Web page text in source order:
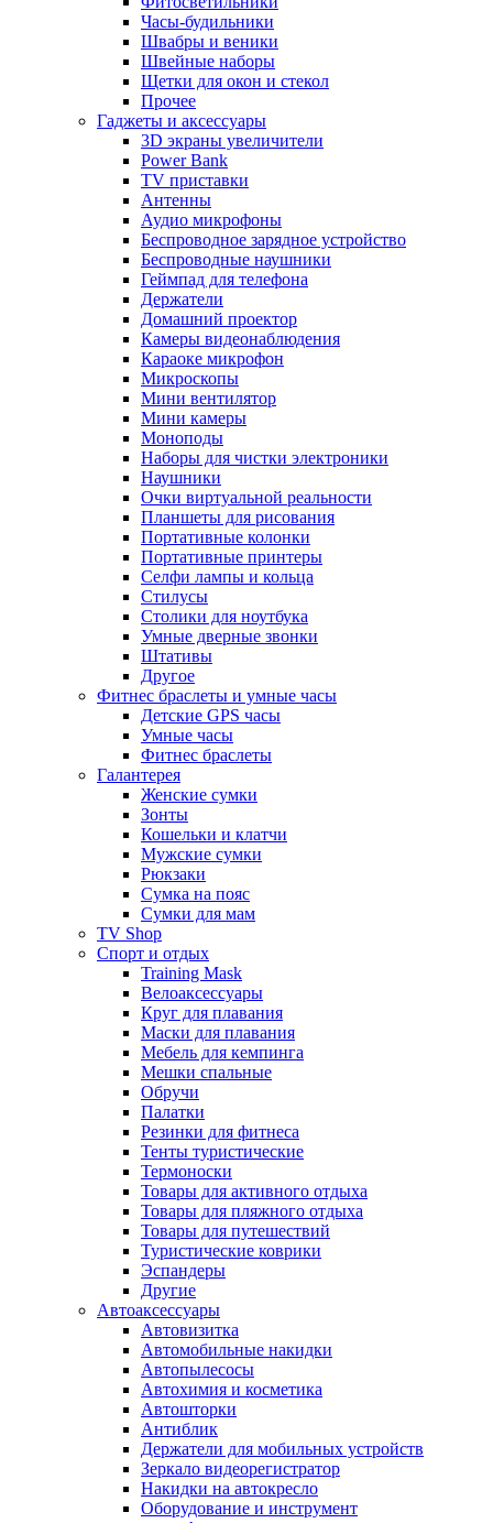
Часы-будильники
Швабры и веники
Швейные наборы
Щетки для окон и стекол
Прочее
Гаджеты и аксессуары
3D экраны увеличители
Power Bank
TV приставки
Антенны
Аудио микрофоны
Беспроводное зарядное устройство
Беспроводные наушники
Геймпад для телефона
Держатели
Домашний проектор
Камеры видеонаблюдения
Караоке микрофон
Микроскопы
Мини вентилятор
Мини камеры
Моноподы
Наборы для чистки электроники
Наушники
Очки виртуальной реальности
Планшеты для рисования
Портативные колонки
Портативные принтеры
Селфи лампы и кольца
Стилусы
Столики для ноутбука
Умные дверные звонки
Штативы
Другое
Фитнес браслеты и умные часы
Детские GPS часы
Умные часы
Фитнес браслеты
Галантерея
Женские сумки
Зонты
Кошельки и клатчи
Мужские сумки
Рюкзаки
Сумка на пояс
Сумки для мам
TV Shop
Спорт и отдых
Training Mask
Велоаксессуары
Круг для плавания
Маски для плавания
Мебель для кемпинга
Мешки спальные
Обручи
Палатки
Резинки для фитнеса
Тенты туристические
Термоноски
Товары для активного отдыха
Товары для пляжного отдыха
Товары для путешествий
Туристические коврики
Эспандеры
Другие
Автоаксессуары
Автовизитка
Автомобильные накидки
Автопылесосы
Автохимия и косметика
Автошторки
Антиблик
Держатели для мобильных устройств
Зеркало видеорегистратор
Накидки на автокресло
Оборудование и инструмент